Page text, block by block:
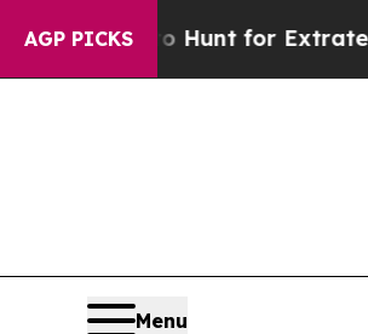
AGP PICKS
to Hunt for Extraterrestrials
Menu